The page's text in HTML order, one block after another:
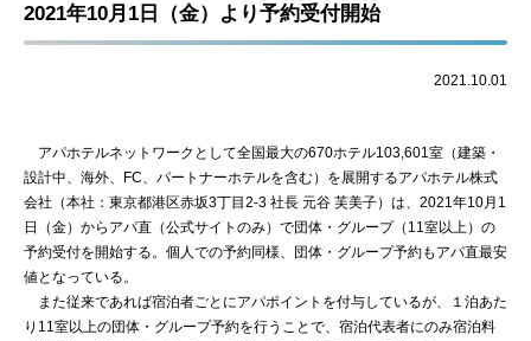
2021年10月1日（金）より予約受付開始
2021.10.01
アパホテルネットワークとして全国最大の670ホテル103,601室（建築・
設計中、海外、FC、パートナーホテルを含む）を展開するアパホテル株式
会社（本社：東京都港区赤坂3丁目2‐3 社長 元谷 芙美子）は、2021年10月1
日（金）からアパ直（公式サイトのみ）で団体・グループ（11室以上）の
予約受付を開始する。個人での予約同様、団体・グループ予約もアパ直最安
値となっている。
また従来であれば宿泊者ごとにアパポイントを付与しているが、１泊あた
り11室以上の団体・グループ予約を行うことで、宿泊代表者にのみ宿泊料